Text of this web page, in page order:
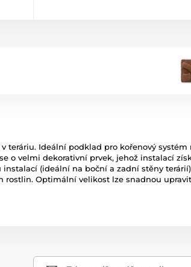
Ideální podklad pro kořenový
o velmi dekorativní prvek, jehož instalací
(ideální na boční a zadní stěny
Optimální velikost lze snadnou